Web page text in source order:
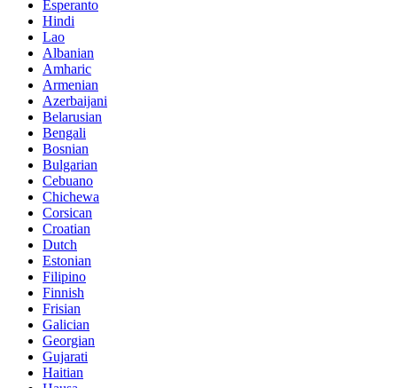
Esperanto
Hindi
Lao
Albanian
Amharic
Armenian
Azerbaijani
Belarusian
Bengali
Bosnian
Bulgarian
Cebuano
Chichewa
Corsican
Croatian
Dutch
Estonian
Filipino
Finnish
Frisian
Galician
Georgian
Gujarati
Haitian